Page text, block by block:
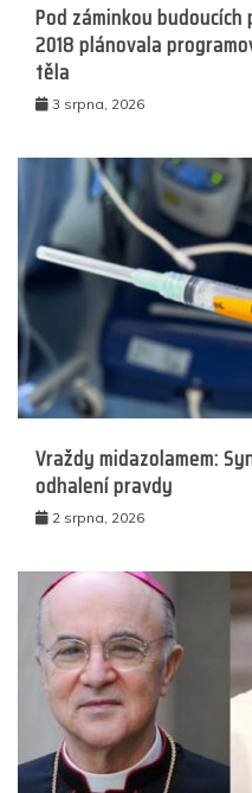
Pod záminkou budoucích
2018 plánovala
těla
3 srpna, 2026
Vraždy midazolamem:
odhalení pravdy
2 srpna, 2026